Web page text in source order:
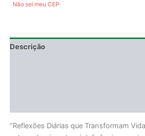
Não sei meu CEP
Descrição
“Reflexões Diárias que Transformam